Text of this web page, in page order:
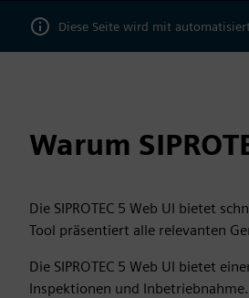
Diese Seite wird mit
Warum
Die SIPROTEC 5 Web UI bietet
Tool präsentiert alle relevanten
Die SIPROTEC 5 Web UI bietet
Inspektionen und